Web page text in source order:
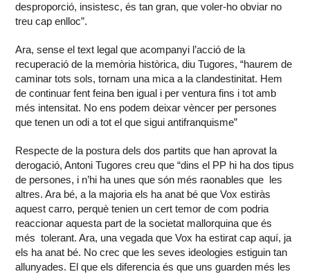
desproporció, insistesc, és tan gran, que voler-ho obviar no
treu cap enlloc”.
Ara, sense el text legal que acompanyi l’acció de la
recuperació de la memòria històrica, diu Tugores, “haurem de
caminar tots sols, tornam una mica a la clandestinitat. Hem
de continuar fent feina ben igual i per ventura fins i tot amb
més intensitat. No ens podem deixar vèncer per persones
que tenen un odi a tot el que sigui antifranquisme”
Respecte de la postura dels dos partits que han aprovat la
derogació, Antoni Tugores creu que “dins el PP hi ha dos tipus
de persones, i n’hi ha unes que són més raonables que les
altres. Ara bé, a la majoria els ha anat bé que Vox estiràs
aquest carro, perquè tenien un cert temor de com podria
reaccionar aquesta part de la societat mallorquina que és
més tolerant. Ara, una vegada que Vox ha estirat cap aquí, ja
els ha anat bé. No crec que les seves ideologies estiguin tan
allunyades. El que els diferencia és que uns guarden més les